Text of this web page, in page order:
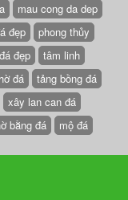
mau cong da dep
đẹp
phong thủy
đẹp
tâm linh
đá
tảng bồng đá
xây lan can đá
bằng đá mộ đá